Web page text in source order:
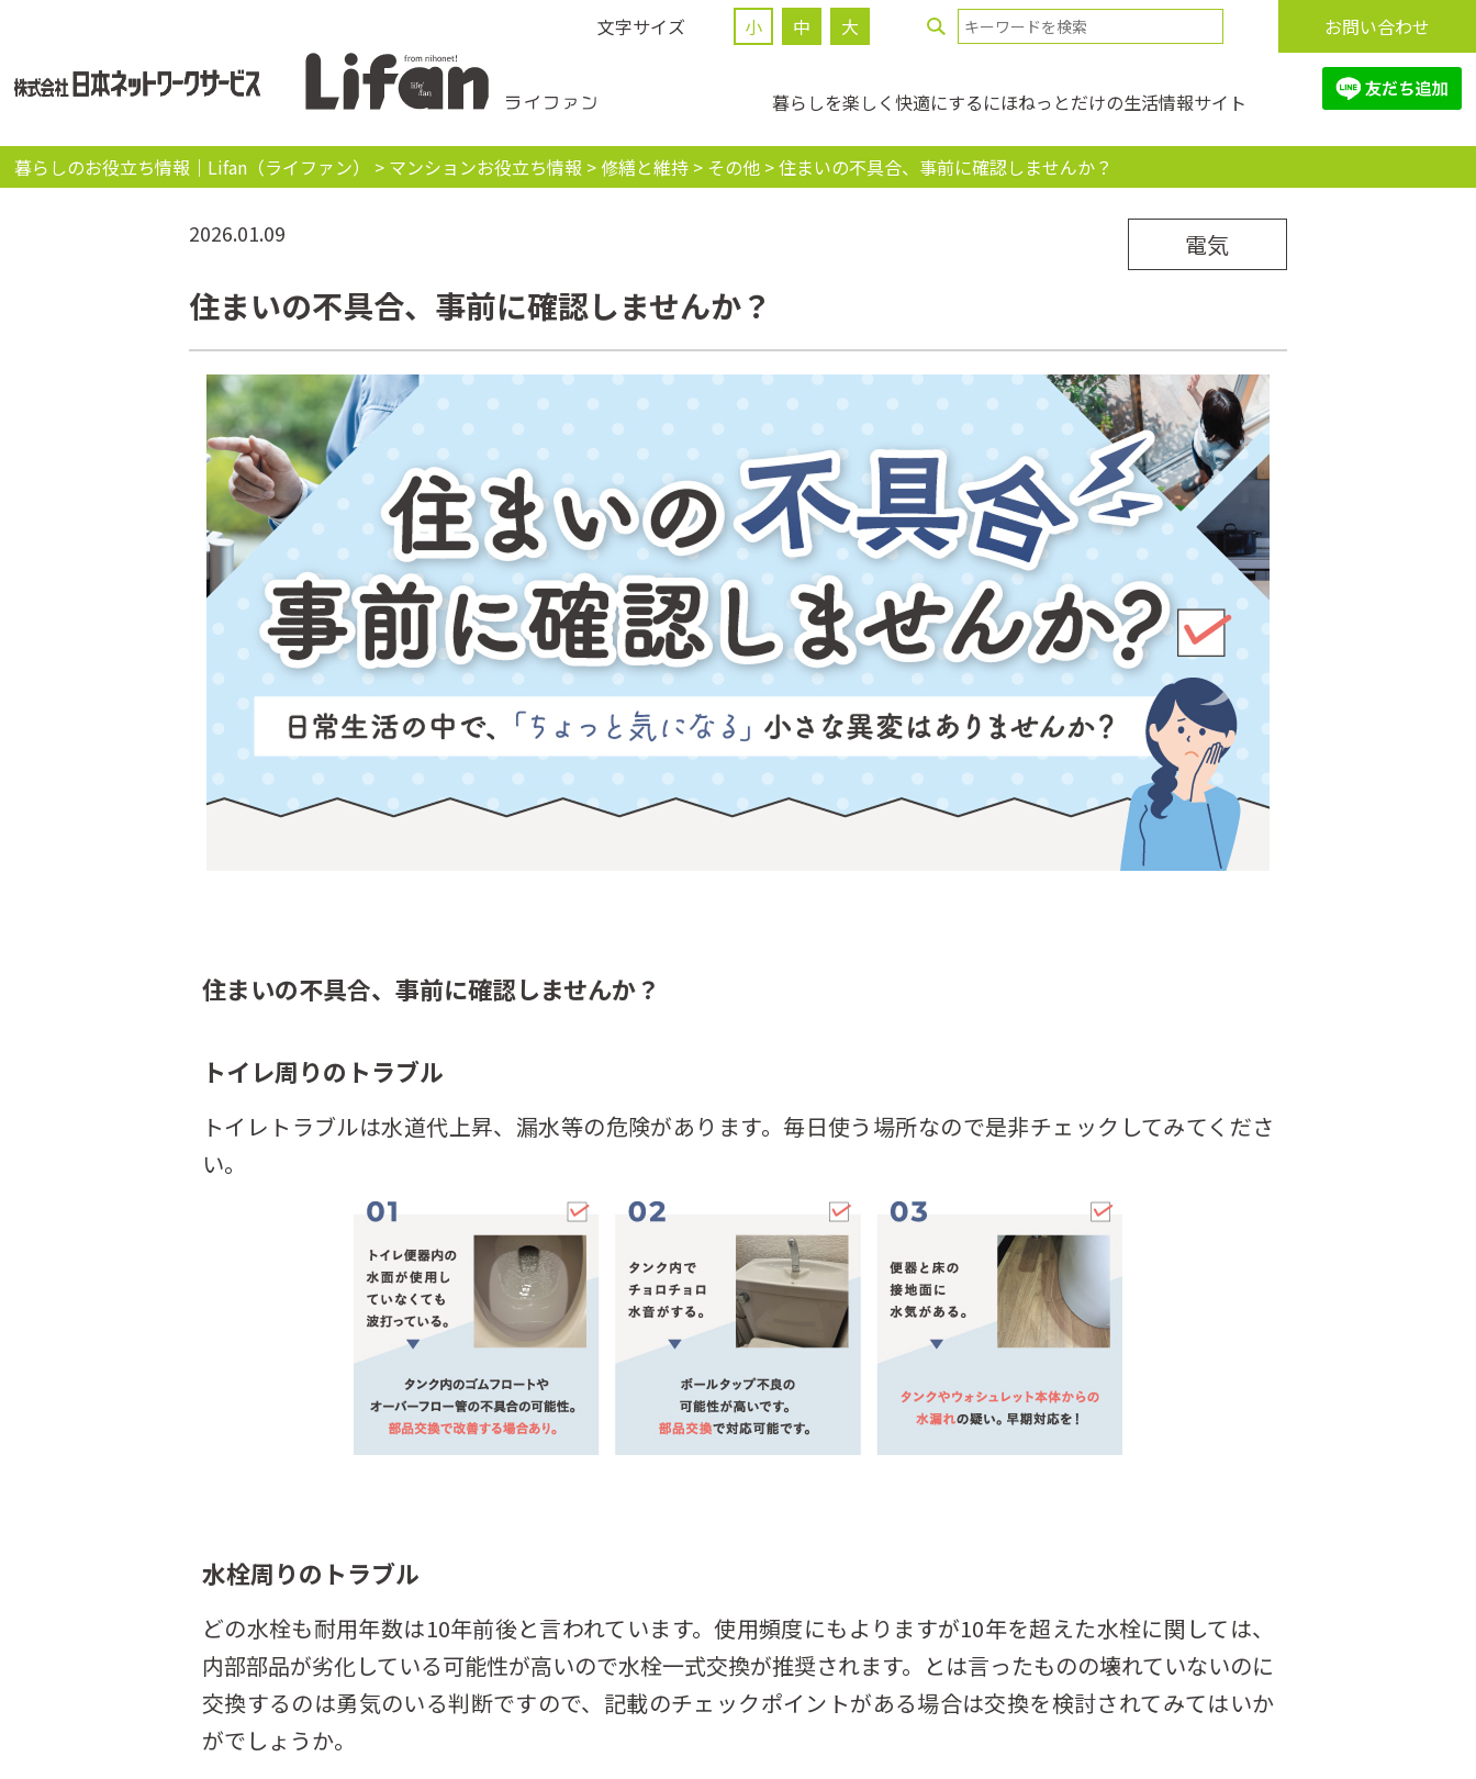
文字サイズ 小 中 大 お問い合わせ
暮らしを楽しく快適にするにほねっとだけの生活情報サイト
暮らしのお役立ち情報｜Lifan（ライファン） > マンションお役立ち情報 >修繕と維持 > その他 >住まいの不具合、事前に確認しませんか？
2026.01.09 電気
住まいの不具合、事前に確認しませんか？
住まいの不具合、事前に確認しませんか？
トイレ周りのトラブル
トイレトラブルは水道代上昇、漏水等の危険があります。毎日使う場所なので是非チェックしてみてくださ
い。
水栓周りのトラブル
どの水栓も耐用年数は10年前後と言われています。使用頻度にもよりますが10年を超えた水栓に関しては、
内部部品が劣化している可能性が高いので水栓一式交換が推奨されます。とは言ったものの壊れていないのに
交換するのは勇気のいる判断ですので、記載のチェックポイントがある場合は交換を検討されてみてはいか
がでしょうか。